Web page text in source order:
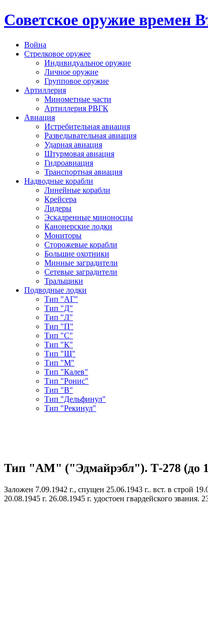
Cоветское оружие времен
Война
Стрелковое оружее
Индивидуальное оружие
Личное оружие
Групповое оружие
Артиллерия
Минометные части
Артиллерия РВГК
Авиация
Истребительная авиация
Разведывательная авиация
Ударная авиация
Штурмовая авиация
Гидроавиация
Транспортная авиация
Надводные корабли
Линейные корабли
Крейсера
Лидеры
Эскадренные миноносцы
Канонерские лодки
Мониторы
Сторожевые корабли
Большие охотники
Минные заградители
Сетевые заградители
Тральщики
Подводные лодки
Тип "АГ"
Тип "Д"
Тип "Л"
Тип "П"
Тип "С"
Тип "К"
Тип "Щ"
Тип "М"
Тип "Калев"
Тип "Ронис"
Тип "В"
Тип "Дельфинул"
Тип "Рекинул"
Тип "AM" ("Эдмайрэбл"). Т-278 (до
Заложен 7.09.1942 г., спущен 25.06.1943 г.. вст. в строй
20.08.1945 г. 26.08.1945 г. удостоен гвардейского